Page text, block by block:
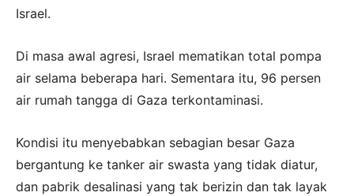
Israel.
Di masa awal agresi, Israel mematikan total pompa
air selama beberapa hari. Sementara itu, 96 persen
air rumah tangga di Gaza terkontaminasi.
Kondisi itu menyebabkan sebagian besar Gaza
bergantung ke tanker air swasta yang tidak diatur,
dan pabrik desalinasi yang tak berizin dan tak layak